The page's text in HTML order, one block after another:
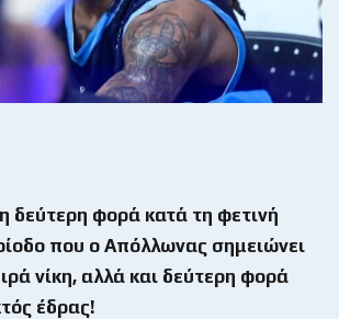
δεύτερη φορά κατά τη φετινή
που ο Απόλλωνας σημειώνει
νίκη, αλλά και δεύτερη φορά
έδρας!